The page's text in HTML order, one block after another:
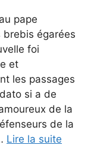
pape
brebis égarées
foi
et
les passages
si a de
de la
de la
Lire la suite